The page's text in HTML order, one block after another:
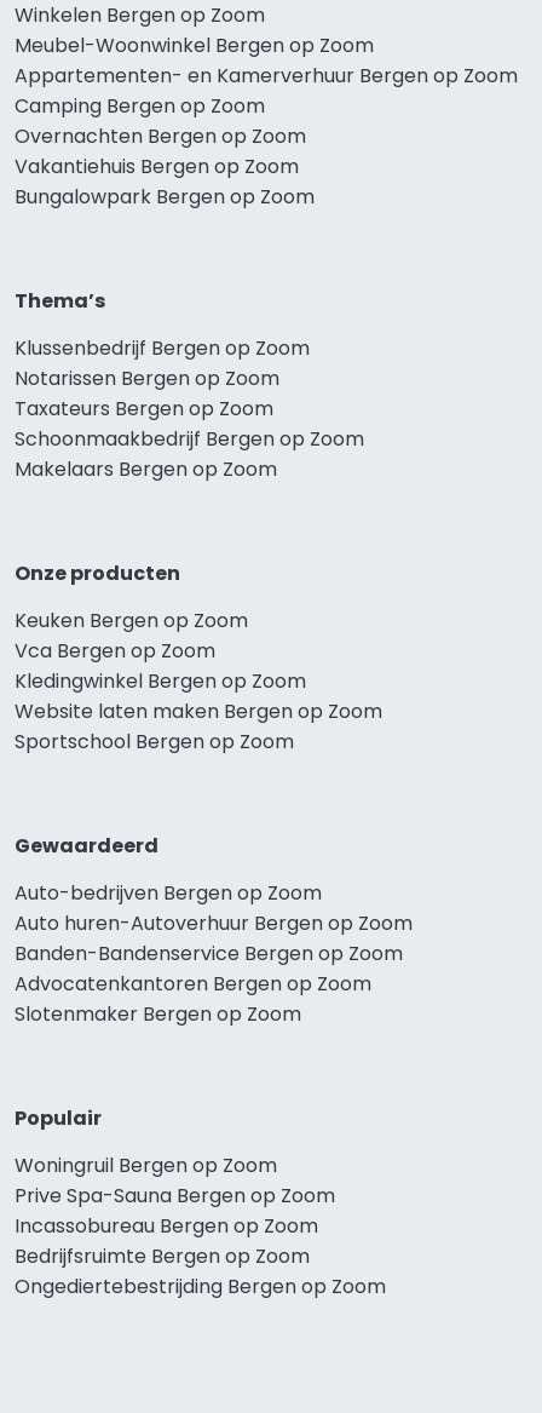
Winkelen Bergen op Zoom
Meubel-Woonwinkel Bergen op Zoom
Appartementen- en Kamerverhuur Bergen op Zoom
Camping Bergen op Zoom
Overnachten Bergen op Zoom
Vakantiehuis Bergen op Zoom
Bungalowpark Bergen op Zoom
Thema’s
Klussenbedrijf Bergen op Zoom
Notarissen Bergen op Zoom
Taxateurs Bergen op Zoom
Schoonmaakbedrijf Bergen op Zoom
Makelaars Bergen op Zoom
Onze producten
Keuken Bergen op Zoom
Vca Bergen op Zoom
Kledingwinkel Bergen op Zoom
Website laten maken Bergen op Zoom
Sportschool Bergen op Zoom
Gewaardeerd
Auto-bedrijven Bergen op Zoom
Auto huren-Autoverhuur Bergen op Zoom
Banden-Bandenservice Bergen op Zoom
Advocatenkantoren Bergen op Zoom
Slotenmaker Bergen op Zoom
Populair
Woningruil Bergen op Zoom
Prive Spa-Sauna Bergen op Zoom
Incassobureau Bergen op Zoom
Bedrijfsruimte Bergen op Zoom
Ongediertebestrijding Bergen op Zoom